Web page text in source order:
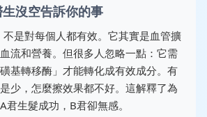
沒空告訴你的事
是對每個人都有效。它其實是血管擴
流和營養。但很多人忽略一點：它需
基轉移酶」才能轉化成有效成分。有
少，怎麼擦效果都不好。這解釋了為
生髮成功，B君卻無感。